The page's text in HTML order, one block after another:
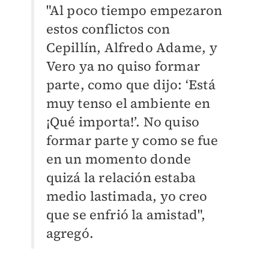
"Al poco tiempo empezaron
estos conflictos con
Cepillín, Alfredo Adame, y
Vero ya no quiso formar
parte, como que dijo: ‘Está
muy tenso el ambiente en
¡Qué importa!’. No quiso
formar parte y como se fue
en un momento donde
quizá la relación estaba
medio lastimada, yo creo
que se enfrió la amistad",
agregó.